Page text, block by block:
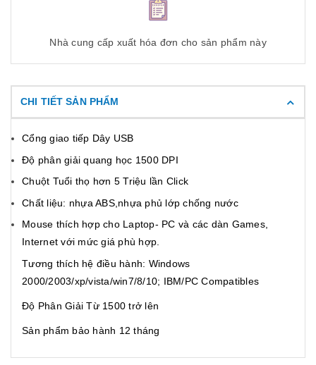
Nhà cung cấp xuất hóa đơn cho sản phẩm này
CHI TIẾT SẢN PHẨM
Cổng giao tiếp Dây USB
Độ phân giải quang học 1500 DPI
Chuột Tuổi thọ hơn 5 Triệu lần Click
Chất liệu: nhựa ABS,nhựa phủ lớp chống nước
Mouse thích hợp cho Laptop- PC và các dàn Games,
Internet với mức giá phù hợp.
Tương thích hệ điều hành: Windows
2000/2003/xp/vista/win7/8/10; IBM/PC Compatibles
Độ Phân Giải Từ 1500 trở lên
Sản phẩm bảo hành 12 tháng